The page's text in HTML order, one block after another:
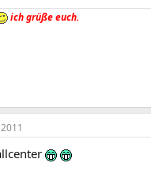
ich grüße euch.